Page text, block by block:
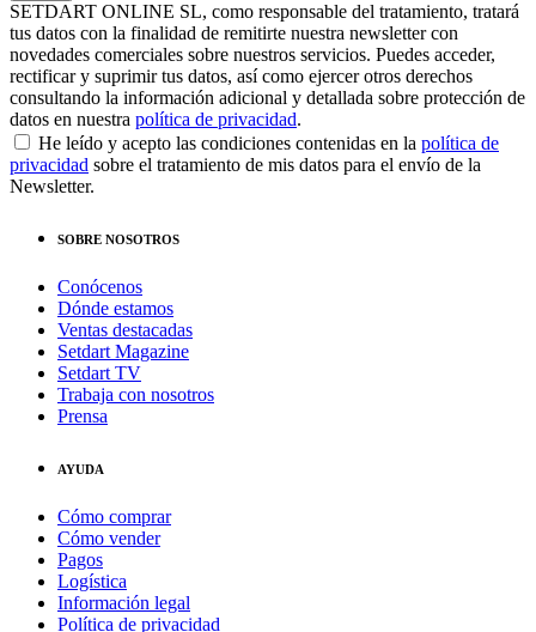
SETDART ONLINE SL, como responsable del tratamiento, tratará
tus datos con la finalidad de remitirte nuestra newsletter con
novedades comerciales sobre nuestros servicios. Puedes acceder,
rectificar y suprimir tus datos, así como ejercer otros derechos
consultando la información adicional y detallada sobre protección de
datos en nuestra política de privacidad.
He leído y acepto las condiciones contenidas en la política de
privacidad sobre el tratamiento de mis datos para el envío de la
Newsletter.
SOBRE NOSOTROS
Conócenos
Dónde estamos
Ventas destacadas
Setdart Magazine
Setdart TV
Trabaja con nosotros
Prensa
AYUDA
Cómo comprar
Cómo vender
Pagos
Logística
Información legal
Política de privacidad